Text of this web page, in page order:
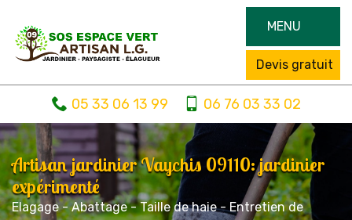
MENU
Devis gratuit
05 33 06 13 99 06 76 03 33 02
Artisan jardinier Vaychis 09110: jardinier
expérimenté
Elagage - Abattage - Taille de haie - Entretien de